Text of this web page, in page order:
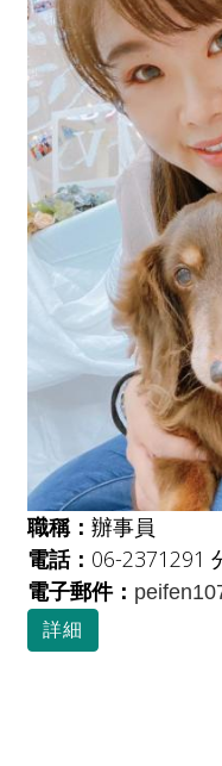
職稱： 辦事員
電話： 06-2371291
電子郵件：
詳細